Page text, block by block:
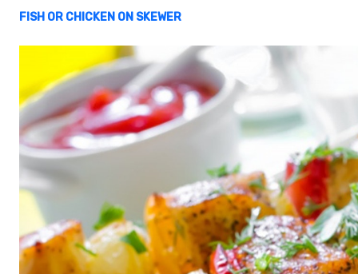
FISH OR CHICKEN ON SKEWER